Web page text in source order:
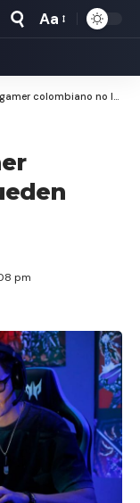
Tamaño
Aa
no le pueden faltar
pm